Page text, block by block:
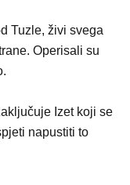
Tuzle, živi svega
Operisali su
Izet koji se
napustiti to